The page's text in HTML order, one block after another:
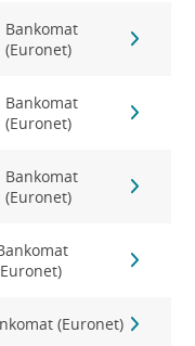
Bankomat
(Euronet)
Bankomat
(Euronet)
Bankomat
(Euronet)
(Euronet)